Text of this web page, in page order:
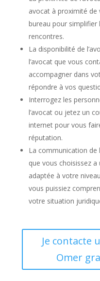
avocat à proximité
bureau pour simplifier
rencontres.
La disponibilité de
l’avocat que vous
accompagner dans
répondre à vos
Interrogez les
l’avocat ou jetez un
internet pour vous
réputation.
La communication de
que vous choisissez
adaptée à votre
vous puissiez
votre situation
Je contacte
Omer